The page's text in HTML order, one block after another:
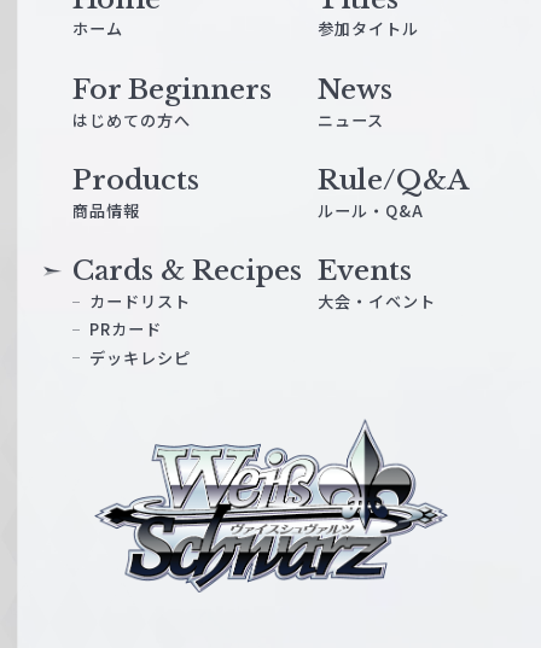
ス
ホーム 参加タイトル
For Beginners
はじめての方へ
News
ニュース
Products
商品情報
Cards & Recipes
カードリスト
PRカード
デッキレシピ
Events
大会・イベント
Rule/Q&A
ルール・Q&A